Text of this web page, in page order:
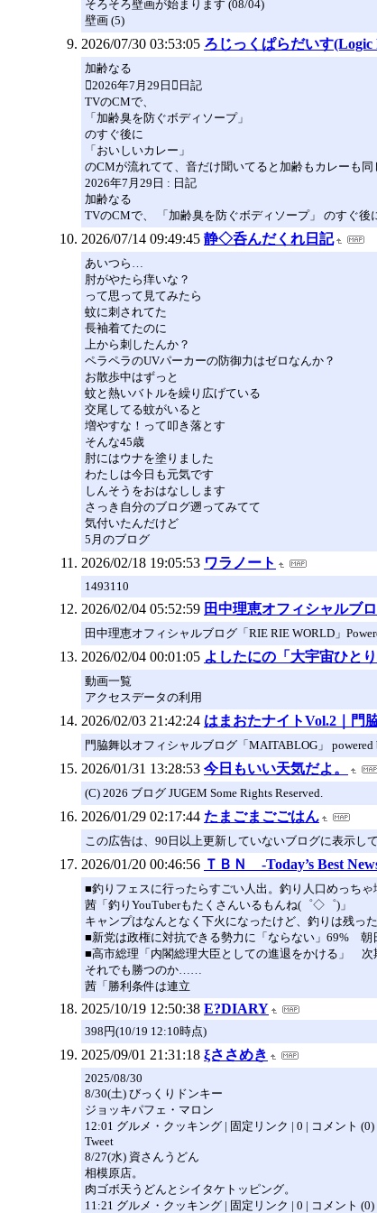
そろそろ壁画が始まります (08/04)
壁画 (5)
2026/07/30 03:53:05 ろじっくぱらだいす
加齢なる
2026年7月29日日記
TVのCMで、
「加齢臭を防ぐボディソープ」
のすぐ後に
「おいしいカレー」
のCMが流れてて、音だけ聞いてると加齢もカレーも
2026年7月29日 : 日記
加齢なる
TVのCMで、 「加齢臭を防ぐボディソープ」 のすぐ後
2026/07/14 09:49:45 静◇呑んだくれ日記
あいつら…
肘がやたら痒いな？
って思って見てみたら
蚊に刺されてた
長袖着てたのに
上から刺したんか？
ペラペラのUVパーカーの防御力はゼロなんか？
お散歩中はずっと
蚊と熱いバトルを繰り広げている
交尾してる蚊がいると
増やすな！って叩き落とす
そんな45歳
肘にはウナを塗りました
わたしは今日も元気です
しんそうをおはなしします
さっき自分のブログ遡ってみてて
気付いたんだけど
5月のブログ
2026/02/18 19:05:53 ワラノート
1493110
2026/02/04 05:52:59 田中理恵オフィシャルブ
田中理恵オフィシャルブログ「RIE RIE WORLD」
2026/02/04 00:01:05 よしたにの「大宇宙ひとり
動画一覧
アクセスデータの利用
2026/02/03 21:42:24 はまおたナイトVol.2｜門
門脇舞以オフィシャルブログ「MAITABLOG」 powered
2026/01/31 13:28:53 今日もいい天気だよ。
(C) 2026 ブログ JUGEM Some Rights Reserved.
2026/01/29 02:17:44 たまごまごごはん
この広告は、90日以上更新していないブログに表示して
2026/01/20 00:46:56 ＴＢＮ -Today’s Best
■釣りフェスに行ったらすごい人出。釣り人口めっちゃ
茜「釣りYouTuberもたくさんいるもんね(゜◇゜)」
キャンプはなんとなく下火になったけど、釣りは残っ
■新党は政権に対抗できる勢力に「ならない」69% 朝
■高市総理「内閣総理大臣としての進退をかける」 次
それでも勝つのか……
茜「勝利条件は連立
2025/10/19 12:50:38 E?DIARY
398円(10/19 12:10時点)
2025/09/01 21:31:18 ξささめき
2025/08/30
8/30(土) びっくりドンキー
ジョッキパフェ・マロン
12:01 グルメ・クッキング | 固定リンク | 0 | コメント (0)
Tweet
8/27(水) 資さんうどん
相模原店。
肉ゴボ天うどんとシイタケトッピング。
11:21 グルメ・クッキング | 固定リンク | 0 | コメント (0)